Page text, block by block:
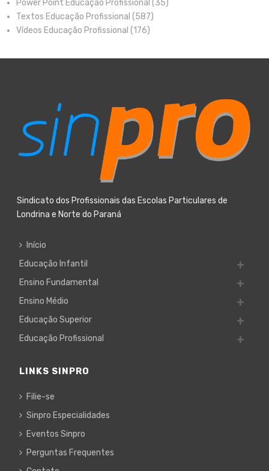
Power Point Educação Profissional (35)
Textos Educação Profissional (587)
Vídeos Educação Profissional (176)
Sindicato dos Profissionais das Escolas Particulares de
Londrina e Norte do Paraná
Início
Educação Infantil
Ensino Fundamental
Ensino Médio
Educação Superior
Educação Profissional
LINKS SINPRO
Filie-se
Sinpro Especialidades
Eventos Sinpro
Perguntas Frequentes